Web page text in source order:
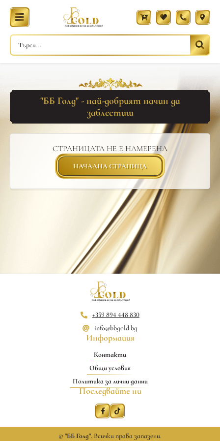
"ББ Голд" - най-добрият начин да
заблестиш
СТРАНИЦАТА НЕ Е НАМЕРЕНА
НАЧАЛНА СТРАНИЦА
+359 894 448 830
info@bbgold.bg
Информация
Контакти
Общи условия
Политика за лични данни
Последвайте ни
©"ББ Голд". Всички права запазени.